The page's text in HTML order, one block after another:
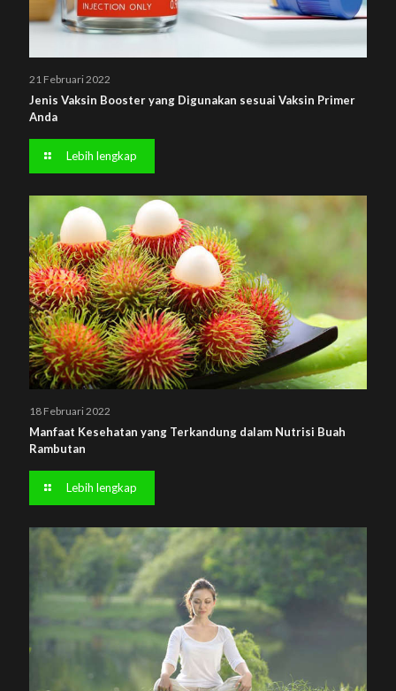
21 Februari 2022
Jenis Vaksin Booster yang Digunakan sesuai Vaksin Primer
Anda
Lebih lengkap
18 Februari 2022
Manfaat Kesehatan yang Terkandung dalam Nutrisi Buah
Rambutan
Lebih lengkap